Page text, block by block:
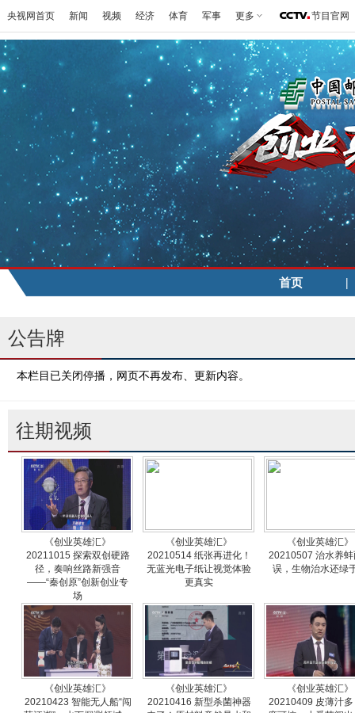
央视网首页 新闻 视频 经济 体育 军事 更多 节目官网
首页 |
公告牌
本栏目已关闭停播，网页不再发布、更新内容。
往期视频
《创业英雄汇》
20211015 探索双创硬路
径，奏响丝路新强音
——“秦创原”创新创业专
场
《创业英雄汇》
20210514 纸张再进化！
无蓝光电子纸让视觉体验
更真实
《创业英雄汇》
20210507 治水养蚌
误，生物治水还绿
《创业英雄汇》
20210423 智能无人船“闯
《创业英雄汇》
20210416 新型杀菌神器
《创业英雄汇》
20210409 皮薄汁多